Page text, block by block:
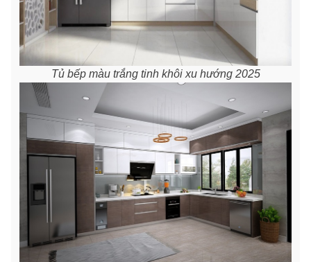
Tủ bếp màu trắng tinh khôi xu hướng 2025